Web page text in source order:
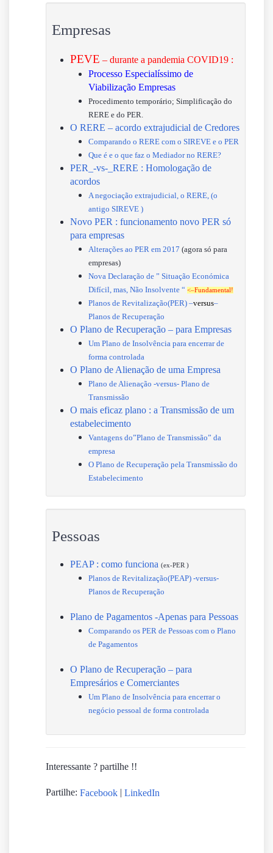
Empresas
PEVE – durante a pandemia COVID19 :
Processo Especialíssimo de
Viabilização Empresas
Procedimento temporário; Simplificação do
RERE e do PER.
O RERE – acordo extrajudicial de Credores
Comparando o RERE com o SIREVE e o PER
Que é e o que faz o Mediador no RERE?
PER_-vs-_RERE : Homologação de
acordos
A negociação extrajudicial, o RERE, (o
antigo SIREVE )
Novo PER : funcionamento novo PER só
para empresas
Alterações ao PER em 2017 (agora só para
empresas)
Nova Declaração de ” Situação Económica
Difícil, mas, Não Insolvente “ <–Fundamental!
Planos de Revitalização(PER) –versus–
Planos de Recuperação
O Plano de Recuperação – para Empresas
Um Plano de Insolvência para encerrar de
forma controlada
O Plano de Alienação de uma Empresa
Plano de Alienação -versus- Plano de
Transmissão
O mais eficaz plano : a Transmissão de um
estabelecimento
Vantagens do”Plano de Transmissão” da
empresa
O Plano de Recuperação pela Transmissão do
Estabelecimento
Pessoas
PEAP : como funciona (ex-PER )
Planos de Revitalização(PEAP) -versus-
Planos de Recuperação
Plano de Pagamentos -Apenas para Pessoas
Comparando os PER de Pessoas com o Plano
de Pagamentos
O Plano de Recuperação – para
Empresários e Comerciantes
Um Plano de Insolvência para encerrar o
negócio pessoal de forma controlada
Interessante ? partilhe !!
Partilhe: Facebook | LinkedIn